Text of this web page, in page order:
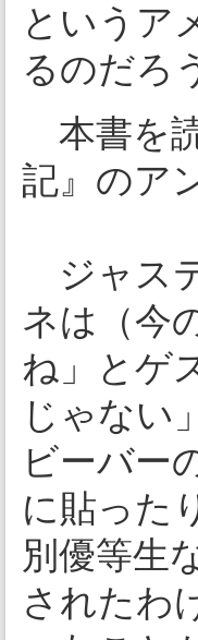
というア
るのだろ
本書を
記』のア
ジャス
ネは（今
ね」とゲ
じゃない
ビーバー
に貼った
別優等生
されたわ